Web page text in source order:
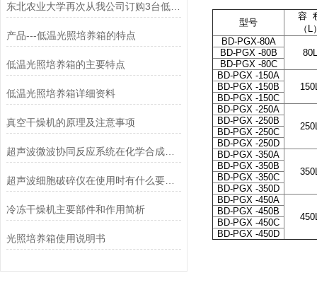
东北农业大学再次从我公司订购3台低温光照培养箱
产品---低温光照培养箱的特点
低温光照培养箱的主要特点
低温光照培养箱详细资料
真空干燥机的原理及注意事项
超声波微波协同反应系统在化学合成中的突破性应用
超声波细胞破碎仪在使用时有什么要领可言
冷冻干燥机主要部件和作用简析
光照培养箱使用说明书
型号
容
（L
BD-PGX-80A
80L
BD-PGX -80B
BD-PGX -80C
BD-PGX -150A
BD-PGX -150B
BD-PGX -150C
BD-PGX -250A
BD-PGX -250B
BD-PGX -250C
BD-PGX -250D
BD-PGX -350A
BD-PGX -350B
BD-PGX -350C
BD-PGX -350D
BD-PGX -450A
BD-PGX -450B
BD-PGX -450C
BD-PGX -450D